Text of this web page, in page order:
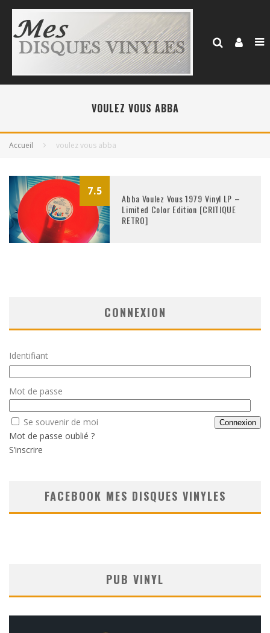
VOULEZ VOUS ABBA
Accueil voulez vous abba
7.5
Abba Voulez Vous 1979 Vinyl LP –
Limited Color Edition [CRITIQUE
RETRO]
CONNEXION
Identifiant
Mot de passe
Se souvenir de moi
Mot de passe oublié ?
S’inscrire
FACEBOOK MES DISQUES VINYLES
PUB VINYL